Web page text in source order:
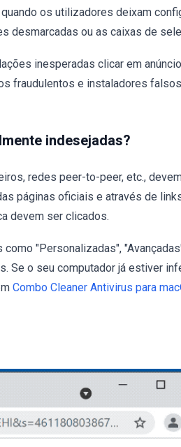
os utilizadores deixam
desmarcadas ou as caixas de
inesperadas clicar em
fraudulentos e instaladores
indesejadas?
redes peer-to-peer, etc.,
páginas oficiais e através de
devem ser clicados.
"Personalizadas",
Se o seu computador já estiver
Combo Cleaner Antivirus para